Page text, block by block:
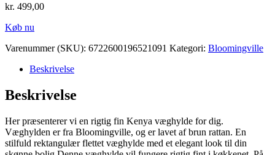
kr. 499,00
Køb nu
Varenummer (SKU): 6722600196521091 Kategori: Bloomingville
Beskrivelse
Beskrivelse
Her præsenterer vi en rigtig fin Kenya væghylde for dig.
Væghylden er fra Bloomingville, og er lavet af brun rattan. En
stilfuld rektangulær flettet væghylde med et elegant look til din